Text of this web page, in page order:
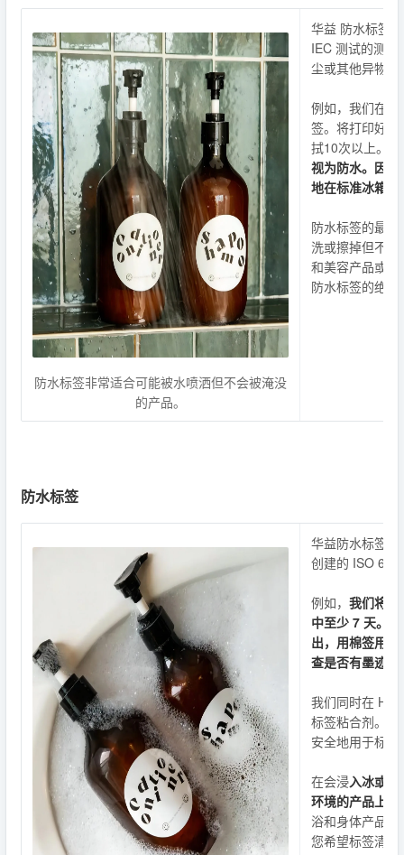
防水标签非常适合可能被水喷洒但不会被淹没
的产品。
华益 防水标签
IEC 测试的测
尘或其他异物渗
例如，我们在
签。将打印好
拭10次以上。
视为防水。因
地在标准冰箱
防水标签的最
洗或擦掉但不
和美容产品或
防水标签的绝佳
防水标签
华益防水标签
创建的 ISO
例如， 我们将带
中至少 7 天。
出，用棉签用
查是否有墨迹
我们同时在
标签粘合剂。
安全地用于标
在会浸入冰或
环境的产品上使
浴和身体产品
您希望标签清